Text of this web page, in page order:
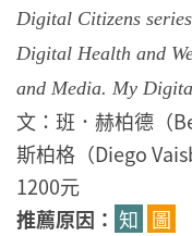
Digital Citizens
Digital Health and
and Media. My
文：班．赫柏德（
斯柏格（Diego
1200元
推薦原因： 知 圖